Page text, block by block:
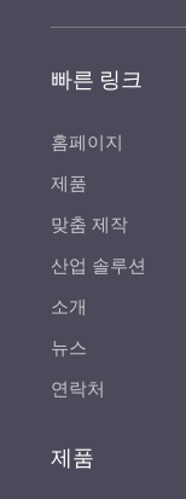
빠른 링크
홈페이지
제품
맞춤 제작
산업 솔루션
소개
뉴스
연락처
제품